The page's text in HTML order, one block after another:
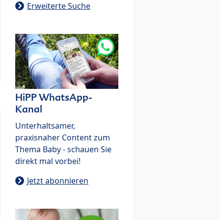
Erweiterte Suche
HiPP WhatsApp-
Kanal
Unterhaltsamer,
praxisnaher Content zum
Thema Baby - schauen Sie
direkt mal vorbei!
Jetzt abonnieren